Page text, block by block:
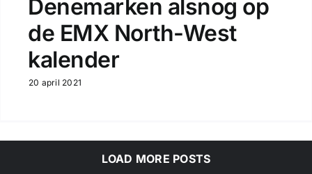
Denemarken alsnog op
de EMX North-West
kalender
20 april 2021
LOAD MORE POSTS